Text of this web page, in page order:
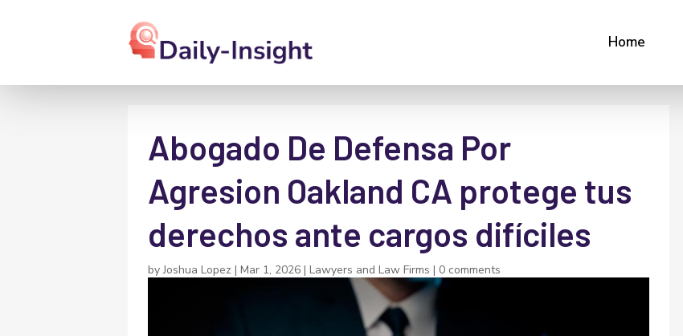
Home
Abogado De Defensa Por
Agresion Oakland CA protege tus
derechos ante cargos difíciles
byJoshua Lopez |Mar 1, 2026 |Lawyers and Law Firms | 0 comments